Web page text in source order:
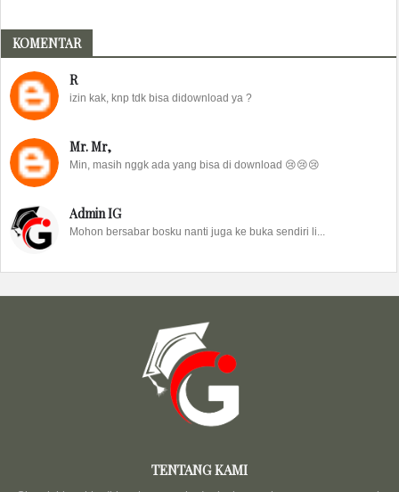
KOMENTAR
R
izin kak, knp tdk bisa didownload ya ?
Mr. Mr,
Min, masih nggk ada yang bisa di download 😢😢😢
Admin IG
Mohon bersabar bosku nanti juga ke buka sendiri li...
TENTANG KAMI